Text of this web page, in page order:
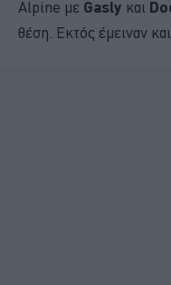
Alpine με Gasly και
θέση. Εκτός έμειναν